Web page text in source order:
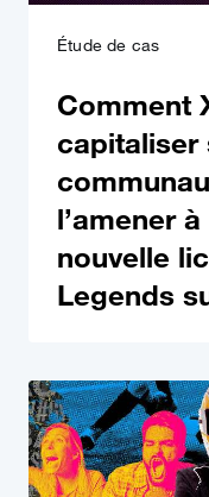
Étude de cas
Comment
capitaliser
l’amener
nouvelle
Legends